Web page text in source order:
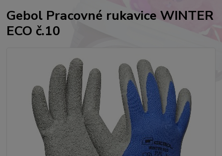
Gebol Pracovné rukavice WINTER
ECO č.10